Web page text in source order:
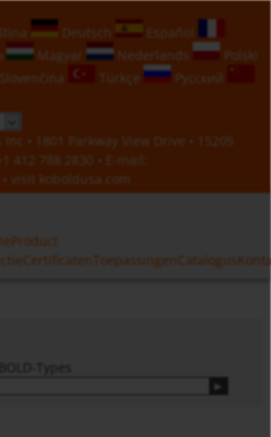
Deutsch
Español
Magyar Nederlands
Polski
Türkçe
Русский
• 1801 Parkway View Drive • 15205
412 788 2830 • E-mail:
• visit koboldusa.com
Product
Certificaten Toepassingen Catalogus
Types